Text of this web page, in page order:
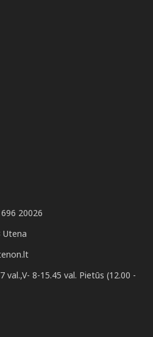
20026
Utena
val.,V- 8-15.45 val. Pietūs (12.00 -